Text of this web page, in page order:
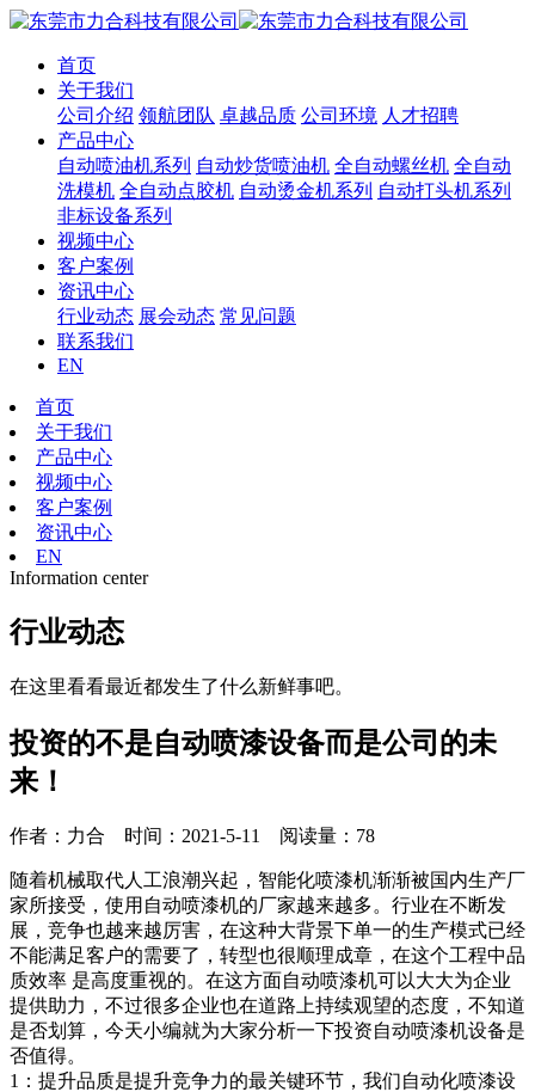
首页
关于我们
公司介绍 领航团队 卓越品质 公司环境 人才招聘
产品中心
自动喷油机系列 自动炒货喷油机 全自动螺丝机 全自动
洗模机 全自动点胶机 自动烫金机系列 自动打头机系列
非标设备系列
视频中心
客户案例
资讯中心
行业动态 展会动态 常见问题
联系我们
EN
首页
关于我们
产品中心
视频中心
客户案例
资讯中心
EN
Information center
行业动态
在这里看看最近都发生了什么新鲜事吧。
投资的不是自动喷漆设备而是公司的未
来！
作者：力合 时间：2021-5-11 阅读量： 78
随着机械取代人工浪潮兴起，智能化喷漆机渐渐被国内生产厂
家所接受，使用自动喷漆机的厂家越来越多。行业在不断发
展，竞争也越来越厉害，在这种大背景下单一的生产模式已经
不能满足客户的需要了，转型也很顺理成章，在这个工程中品
质效率 是高度重视的。在这方面自动喷漆机可以大大为企业
提供助力，不过很多企业也在道路上持续观望的态度，不知道
是否划算，今天小编就为大家分析一下投资自动喷漆机设备是
否值得。
1：提升品质是提升竞争力的最关键环节，我们自动化喷漆设